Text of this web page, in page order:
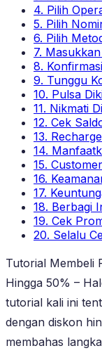
4. Pilih
5. Pilih
6. Pilih
7.
8.
9. Tunggu
10. Pulsa
11. Nikmati
12. Cek
13.
14.
15.
16.
17.
18. Berbagi
19. Cek
20. Selalu
Tutorial Membeli
Hingga 50% –
tutorial kali ini
dengan diskon
membahas